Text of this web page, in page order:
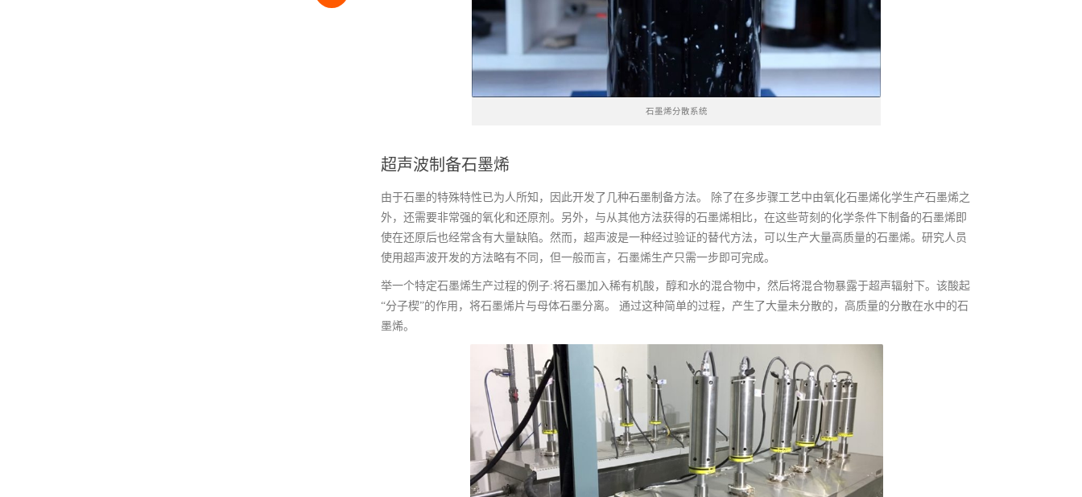
石墨烯分散系统
超声波制备石墨烯
由于石墨的特殊特性已为人所知，因此开发了几种石墨制备方法。 除了在多步骤工艺中由氧化石墨烯化学生产石墨烯之
外，还需要非常强的氧化和还原剂。另外，与从其他方法获得的石墨烯相比，在这些苛刻的化学条件下制备的石墨烯即
使在还原后也经常含有大量缺陷。然而，超声波是一种经过验证的替代方法，可以生产大量高质量的石墨烯。研究人员
使用超声波开发的方法略有不同，但一般而言，石墨烯生产只需一步即可完成。
举一个特定石墨烯生产过程的例子:将石墨加入稀有机酸，醇和水的混合物中，然后将混合物暴露于超声辐射下。该酸起
“分子楔”的作用，将石墨烯片与母体石墨分离。 通过这种简单的过程，产生了大量未分散的，高质量的分散在水中的石
墨烯。